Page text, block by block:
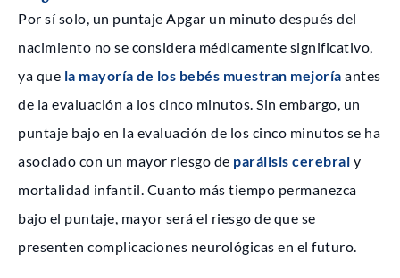
Por sí solo, un puntaje Apgar un minuto después del
nacimiento no se considera médicamente significativo,
ya que la mayoría de los bebés muestran mejoría antes
de la evaluación a los cinco minutos. Sin embargo, un
puntaje bajo en la evaluación de los cinco minutos se ha
asociado con un mayor riesgo de parálisis cerebral y
mortalidad infantil. Cuanto más tiempo permanezca
bajo el puntaje, mayor será el riesgo de que se
presenten complicaciones neurológicas en el futuro.